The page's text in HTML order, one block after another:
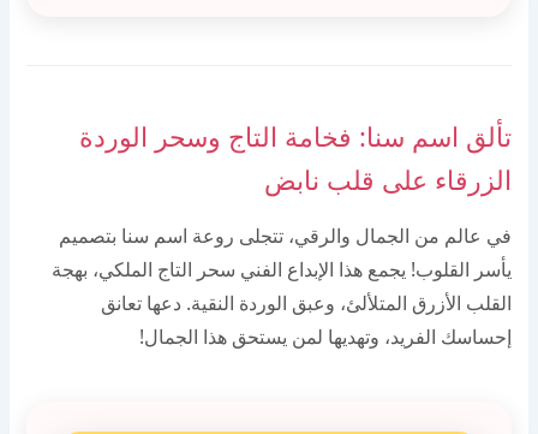
تألق اسم سنا: فخامة التاج وسحر الوردة
الزرقاء على قلب نابض
في عالم من الجمال والرقي، تتجلى روعة اسم سنا بتصميم
يأسر القلوب! يجمع هذا الإبداع الفني سحر التاج الملكي، بهجة
القلب الأزرق المتلألئ، وعبق الوردة النقية. دعها تعانق
إحساسك الفريد، وتهديها لمن يستحق هذا الجمال!